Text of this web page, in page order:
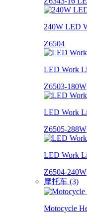
240W LED
Z6504
LED Work
Z6503-180W
LED Work
Z6505-288W
LED Work
Z6504-240W
摩托车 (3)
Motocycle